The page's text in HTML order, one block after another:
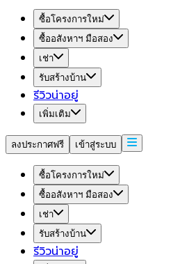
ซื้อโครงการใหม่
ซื้ออสังหาฯ มือสอง
เช่า
รับสร้างบ้าน
รีวิวน่าอยู่
เพิ่มเติม
ลงประกาศฟรี เข้าสู่ระบบ
ซื้อโครงการใหม่
ซื้ออสังหาฯ มือสอง
เช่า
รับสร้างบ้าน
รีวิวน่าอยู่